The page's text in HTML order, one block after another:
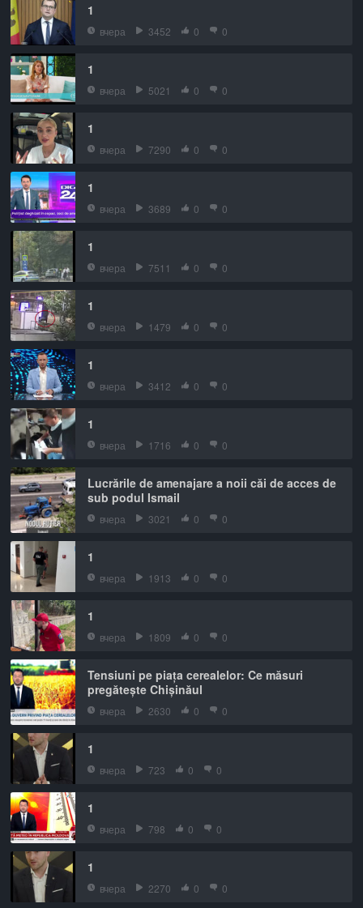
1
вчера 3452 0 0
1
вчера 5021 0 0
1
вчера 7290 0 0
1
вчера 3689 0 0
1
вчера 7511 0 0
1
вчера 1479 0 0
1
вчера 3412 0 0
1
вчера 1716 0 0
Lucrările de amenajare a noii căi de acces de
sub podul Ismail
вчера 3021 0 0
1
вчера 1913 0 0
1
вчера 1809 0 0
Tensiuni pe piața cerealelor: Ce măsuri
pregătește Chișinăul
вчера 2630 0 0
1
вчера 723 0 0
1
вчера 798 0 0
1
вчера 2270 0 0